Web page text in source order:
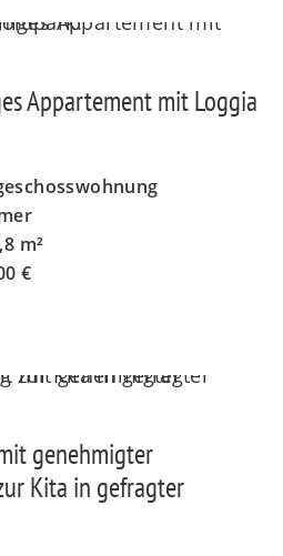
Appartement mit Loggia
m²
€
genehmigter
Kita in gefragter